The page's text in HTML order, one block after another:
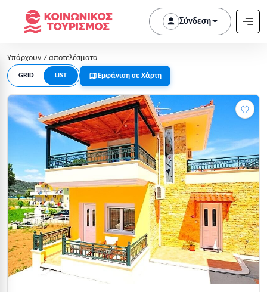
Σύνδεση
Υπάρχουν 7 αποτελέσματα
GRID LIST Εμφάνιση σε Χάρτη